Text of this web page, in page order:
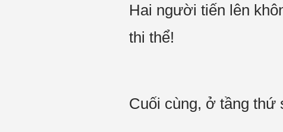
Hai người tiến lên
thi thể!
Cuối cùng, ở tầng thứ